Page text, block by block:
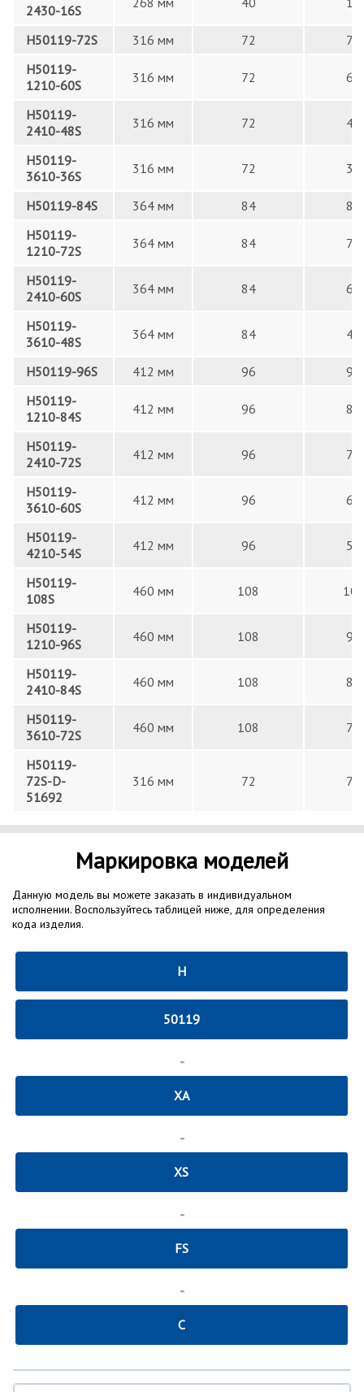
2430-16S
H50119-72S 316 мм 72
72
H50119-
1210-60S
316 мм 72 60
H50119-
2410-48S
316 мм 72 48
H50119-
3610-36S
316 мм 72 36
H50119-84S 364 мм 84
84
H50119-
1210-72S
364 мм 84 72
H50119-
2410-60S
364 мм 84 60
H50119-
3610-48S
364 мм 84 48
H50119-96S 412 мм 96
96
H50119-
1210-84S
412 мм 96 84
H50119-
2410-72S
412 мм 96 72
H50119-
3610-60S
412 мм 96 60
H50119-
4210-54S
412 мм 96 54
H50119-
108S
460 мм 108 108
H50119-
1210-96S
460 мм 108 96
H50119-
2410-84S
460 мм 108 84
H50119-
3610-72S
460 мм 108 72
H50119-
72S-D-
51692
316 мм 72 72
Маркировка моделей
Данную модель вы можете заказать в индивидуальном
исполнении. Воспользуйтесь таблицей ниже, для определения
кода изделия.
H
50119
-
XA
-
XS
-
FS
-
C